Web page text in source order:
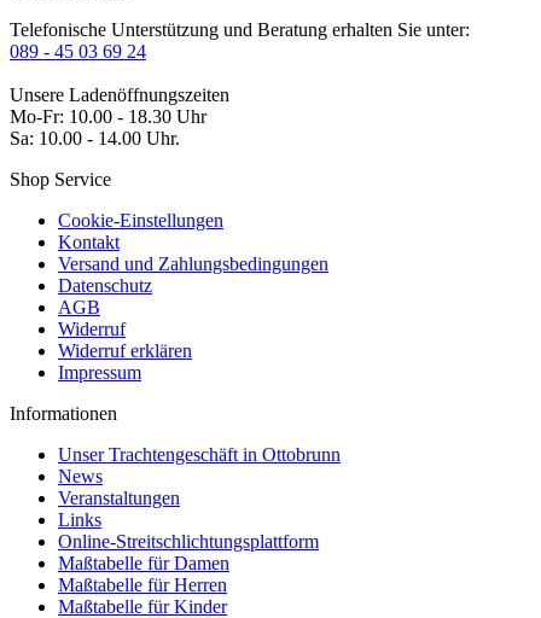
Telefonische Unterstützung und Beratung erhalten Sie unter:
089 - 45 03 69 24
Unsere Ladenöffnungszeiten
Mo-Fr: 10.00 - 18.30 Uhr
Sa: 10.00 - 14.00 Uhr.
Shop Service
Cookie-Einstellungen
Kontakt
Versand und Zahlungsbedingungen
Datenschutz
AGB
Widerruf
Widerruf erklären
Impressum
Informationen
Unser Trachtengeschäft in Ottobrunn
News
Veranstaltungen
Links
Online-Streitschlichtungsplattform
Maßtabelle für Damen
Maßtabelle für Herren
Maßtabelle für Kinder